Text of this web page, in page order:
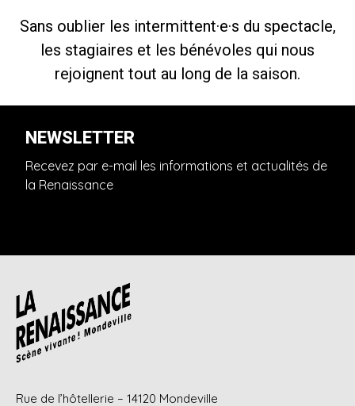
Sans oublier les intermittent·e·s du spectacle,
les stagiaires et les bénévoles qui nous
rejoignent tout au long de la saison.
NEWSLETTER
Recevez par e-mail les informations et actualités de
la Renaissance
Rue de l’hôtellerie – 14120 Mondeville